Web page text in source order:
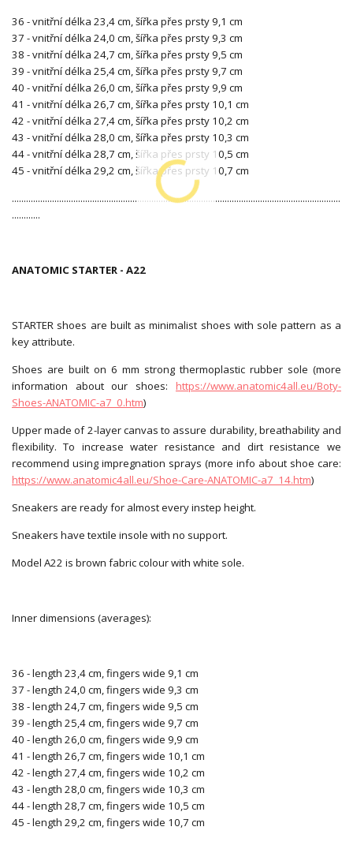
36 - vnitřní délka 23,4 cm, šířka přes prsty 9,1 cm
37 - vnitřní délka 24,0 cm, šířka přes prsty 9,3 cm
38 - vnitřní délka 24,7 cm, šířka přes prsty 9,5 cm
39 - vnitřní délka 25,4 cm, šířka přes prsty 9,7 cm
40 - vnitřní délka 26,0 cm, šířka přes prsty 9,9 cm
41 - vnitřní délka 26,7 cm, šířka přes prsty 10,1 cm
42 - vnitřní délka 27,4 cm, šířka přes prsty 10,2 cm
43 - vnitřní délka 28,0 cm, šířka přes prsty 10,3 cm
44 - vnitřní délka 28,7 cm, šířka přes prsty 10,5 cm
45 - vnitřní délka 29,2 cm, šířka přes prsty 10,7 cm
...........................................................................................................................................
............
ANATOMIC STARTER - A22
STARTER shoes are built as minimalist shoes with sole pattern as a
key attribute.
Shoes are built on 6 mm strong thermoplastic rubber sole (more
information about our shoes: https://www.anatomic4all.eu/Boty-
Shoes-ANATOMIC-a7_0.htm)
Upper made of 2-layer canvas to assure durability, breathability and
flexibility. To increase water resistance and dirt resistance we
recommend using impregnation sprays (more info about shoe care:
https://www.anatomic4all.eu/Shoe-Care-ANATOMIC-a7_14.htm)
Sneakers are ready for almost every instep height.
Sneakers have textile insole with no support.
Model A22 is brown fabric colour with white sole.
Inner dimensions (averages):
36 - length 23,4 cm, fingers wide 9,1 cm
37 - length 24,0 cm, fingers wide 9,3 cm
38 - length 24,7 cm, fingers wide 9,5 cm
39 - length 25,4 cm, fingers wide 9,7 cm
40 - length 26,0 cm, fingers wide 9,9 cm
41 - length 26,7 cm, fingers wide 10,1 cm
42 - length 27,4 cm, fingers wide 10,2 cm
43 - length 28,0 cm, fingers wide 10,3 cm
44 - length 28,7 cm, fingers wide 10,5 cm
45 - length 29,2 cm, fingers wide 10,7 cm